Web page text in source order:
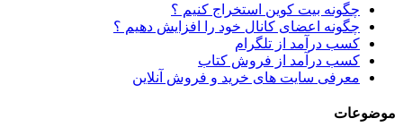
چگونه بیت کوین استخراج کنیم ؟
چگونه اعضای کانال خود را افزایش دهیم ؟
کسب درآمد از تلگرام
کسب درآمد از فروش کتاب
معرفی سایت های خرید و فروش آنلاین
موضوعات